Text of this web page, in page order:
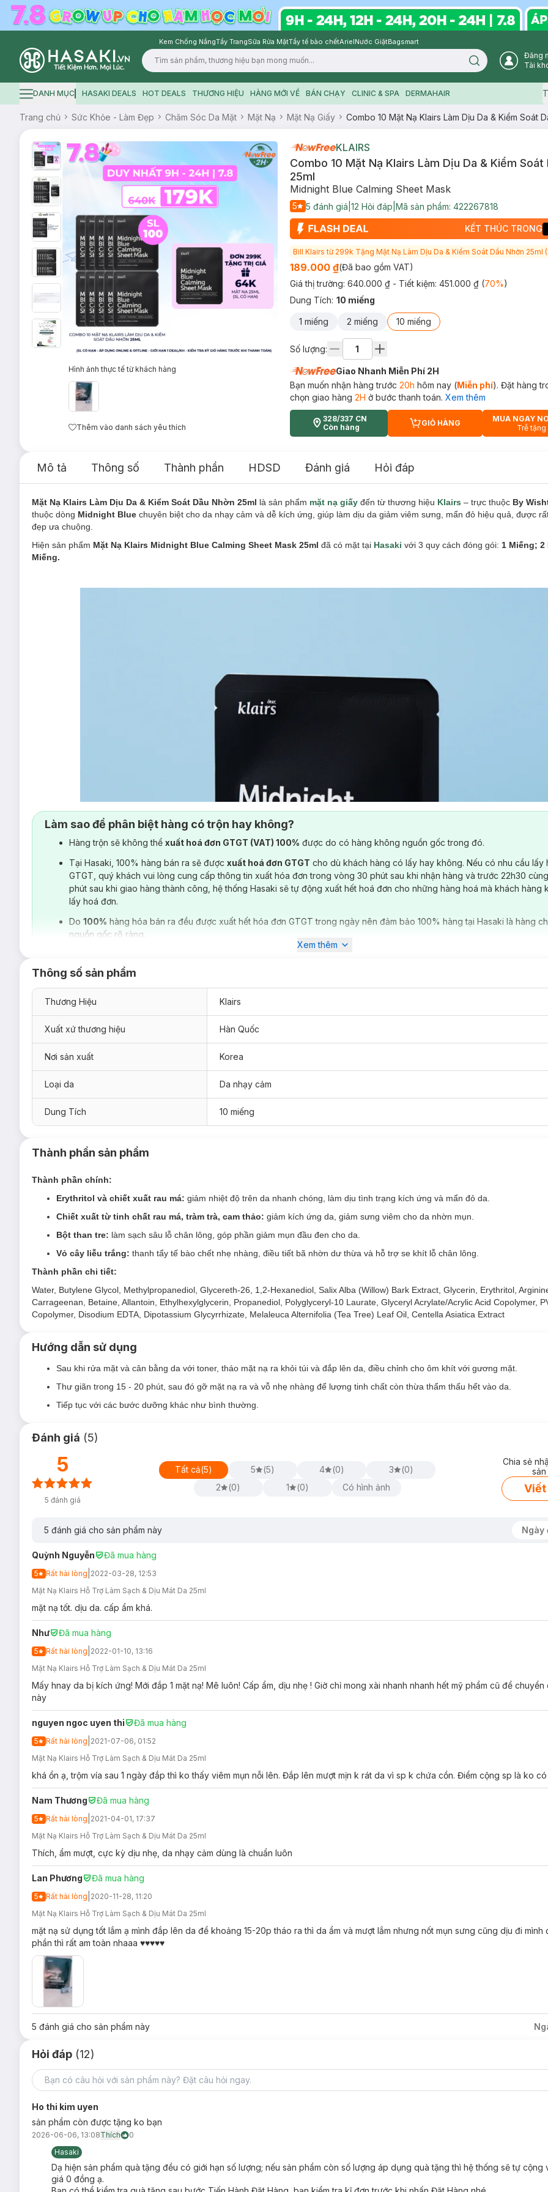
Kem Chống NắngTẩy TrangSữa Rửa MặtTẩy tế bào chếtArielNước GiặtBagsmart
Logo
Search icon
Đăng
Tài
Hamburger icon
DANH MỤC HASAKI DEALS HOT DEALS THƯƠNG HIỆU HÀNG MỚI VỀ BÁN CHẠY CLINIC & SPA DERMAHAIR
Trang chủ Sức Khỏe - Làm Đẹp Chăm Sóc Da Mặt Mặt Nạ Mặt Nạ Giấy Combo 10 Mặt Nạ Klairs Làm Dịu Da & Kiểm Soát
Hình ảnh thực tế từ khách hàng
Thêm vào danh sách yêu thích
KLAIRS
Combo 10 Mặt Nạ Klairs Làm Dịu Da & Kiểm Soát
25ml
Midnight Blue Calming Sheet Mask
5 5 đánh giá 12 Hỏi đáp Mã sản phẩm: 422267818
KẾT THÚC TRONG
Bill
189.000 ₫(Đã bao gồm VAT)
Giá thị trường: 640.000 ₫ - Tiết kiệm: 451.000 ₫(70%)
Dung Tích: 10 miếng
1 miếng 2 miếng 10 miếng
Số lượng:
Giao Nhanh Miễn Phí 2H
Bạn muốn nhận hàng trước 20h hôm nay (Miễn phí). Đặt hàng
chọn giao hàng 2H ở bước thanh toán. Xem thêm
328/337 CN
Còn hàng
CART PLUS ICON
GIỎ HÀNG
MUA NGAY
Trễ tặng
Mô tả Thông số Thành phần HDSD Đánh giá Hỏi đáp
Mặt Nạ Klairs Làm Dịu Da & Kiểm Soát Dầu Nhờn 25ml là sản phẩm mặt nạ giấy đến từ thương hiệu Klairs – trực thuộc By
thuộc dòng Midnight Blue chuyên biệt cho da nhạy cảm và dễ kích ứng, giúp làm dịu da giảm viêm sưng, mẩn đỏ hiệu quả, được
đẹp ưa chuộng.
Hiện sản phẩm Mặt Nạ Klairs Midnight Blue Calming Sheet Mask 25ml đã có mặt tại Hasaki với 3 quy cách đóng gói: 1 Miếng; 2
Miếng.
Hàng ngày, làn da của chúng ta đều phải tiếp xúc với nhiều nhân tố gây kích ứng da, kể cả từ bên trong lẫn bên ngoài môi trường
nắng mặt trời, bụi bẩn, không khí ô nhiễm, căng thẳng trong công việc/học tập dẫn đến stress oxy hóa… Do đó mà việc chăm sóc làn
Mặt Nạ Klairs Làm Dịu Da & Kiểm Soát Dầu Nhờn 25ml
Bên cạnh đó, mặt nạ còn chứa thành phần bột than tre giúp tạo nên màu đen đặc trưng của mặt nạ và làm sạch sâu lỗ chân lông.
cho làn da trong suốt quá trình đắp.
Mặt Nạ Klairs Midnight Blue Calming Sheet Mask phù hợp với loại da nào?
Sản phẩm thích hợp cho mọi loại da, kể cả da nhạy cảm.
Đối tượng sử dụng Mặt Nạ Klairs Midnight Blue Calming Sheet Mask:
Da mụn , mụn đầu đen/sợi bã nhờn.
Da cólỗ chân lôngto.
Danhạy cảm, kích ứng, mẩn đỏ.
Da cần làm dịu và làm mát nhanh chóng.
Da sau khi đi nắng, da nóng rát do tiếp xúc với ánh nắng mặt trời trong thời gian dài.
Ưu thế nổi bật của Mặt Nạ Klairs Midnight Blue Calming Sheet Mask:
Vỏ cây liễu trắng
Chất liệu vải than tre khi đắp lên sẽ giúp da cảm thấy thoải mái và duy trì độ ẩm trong thời gian dài.
Hướng dẫn bảo quản Mặt Nạ Klairs Midnight Blue Calming Sheet Mask:
Nơi khô ráo, thoáng mát.
Tránh ánh nắng trực tiếp, nơi có nhiệt độ cao hoặc ẩm ướt.
Làm sao để phân biệt hàng có trộn hay không?
Hàng trộn sẽ không thể xuất hoá đơn GTGT (VAT) 100% được do có hàng không nguồn gốc trong đó.
Tại Hasaki, 100% hàng bán ra sẽ được xuất hoá đơn GTGT cho dù khách hàng có lấy hay không. Nếu có nhu cầu lấy
GTGT, quý khách vui lòng cung cấp thông tin xuất hóa đơn trong vòng 30 phút sau khi nhận hàng và trước 22h30
phút sau khi giao hàng thành công, hệ thống Hasaki sẽ tự động xuất hết hoá đơn cho những hàng hoá mà khách hàng
lấy hoá đơn.
Do 100% hàng hóa bán ra đều được xuất hết hóa đơn GTGT trong ngày nên đảm bảo 100% hàng tại Hasaki là hàng
nguồn gốc rõ ràng.
Xem thêm
Thông số sản phẩm
Thương Hiệu Klairs
Xuất xứ thương hiệu Hàn Quốc
Nơi sản xuất Korea
Loại da Da nhạy cảm
Dung Tích 10 miếng
Thành phần sản phẩm
Thành phần chính:
Erythritol và chiết xuất rau má: giảm nhiệt độ trên da nhanh chóng, làm dịu tình trạng kích ứng và mẩn đỏ da.
Chiết xuất từ tinh chất rau má, tràm trà, cam thảo: giảm kích ứng da, giảm sưng viêm cho da nhờn mụn.
Bột than tre: làm sạch sâu lỗ chân lông, góp phần giảm mụn đầu đen cho da.
Vỏ cây liễu trắng: thanh tẩy tế bào chết nhẹ nhàng, điều tiết bã nhờn dư thừa và hỗ trợ se khít lỗ chân lông.
Thành phần chi tiết:
Water, Butylene Glycol, Methylpropanediol, Glycereth-26, 1,2-Hexanediol, Salix Alba (Willow) Bark Extract, Glycerin, Erythritol,
Carrageenan, Betaine, Allantoin, Ethylhexylglycerin, Propanediol, Polyglyceryl-10 Laurate, Glyceryl Acrylate/Acrylic Acid Copolymer,
Copolymer, Disodium EDTA, Dipotassium Glycyrrhizate, Melaleuca Alternifolia (Tea Tree) Leaf Oil, Centella Asiatica Extract
Hướng dẫn sử dụng
Sau khi rửa mặt và cân bằng da với toner, tháo mặt nạ ra khỏi túi và đắp lên da, điều chỉnh cho ôm khít với gương mặt.
Thư giãn trong 15 - 20 phút, sau đó gỡ mặt nạ ra và vỗ nhẹ nhàng để lượng tinh chất còn thừa thẩm thấu hết vào da.
Tiếp tục với các bước dưỡng khác như bình thường.
Đánh giá (5)
5
5 đánh giá
Tất cả(5) 5 (5) 4 (0) 3 (0)
2
(0) 1 (0) Có hình ảnh
Chia sẻ
Viết
5 đánh giá cho sản phẩm này Ngày
Quỳnh Nguyễn Đã mua hàng
5 Rất hài lòng 2022-03-28, 12:53
Mặt Nạ Klairs Hỗ Trợ Làm Sạch & Dịu Mát Da 25ml
mặt nạ tốt. dịu da. cấp ẩm khá.
Như Đã mua hàng
5 Rất hài lòng 2022-01-10, 13:16
Mặt Nạ Klairs Hỗ Trợ Làm Sạch & Dịu Mát Da 25ml
Mấy hnay da bị kích ứng! Mới đắp 1 mặt nạ! Mê luôn! Cấp ẩm, dịu nhẹ ! Giờ chỉ mong xài nhanh nhanh hết mỹ phẩm cũ để
này
nguyen ngoc uyen thi Đã mua hàng
5 Rất hài lòng 2021-07-06, 01:52
Mặt Nạ Klairs Hỗ Trợ Làm Sạch & Dịu Mát Da 25ml
khá ổn ạ, trộm vía sau 1 ngày đắp thì ko thấy viêm mụn nỗi lên. Đắp lên mượt mịn k rát da vì sp k chứa cồn. Điểm cộng sp là ko
Nam Thương Đã mua hàng
5 Rất hài lòng 2021-04-01, 17:37
Mặt Nạ Klairs Hỗ Trợ Làm Sạch & Dịu Mát Da 25ml
Thích, ẩm mượt, cực kỳ dịu nhẹ, da nhạy cảm dùng là chuẩn luôn
Lan Phương Đã mua hàng
5 Rất hài lòng 2020-11-28, 11:20
Mặt Nạ Klairs Hỗ Trợ Làm Sạch & Dịu Mát Da 25ml
mặt nạ sử dụng tốt lắm ạ mình đắp lên da để khoảng 15-20p tháo ra thì da ẩm và mượt lắm nhưng nốt mụn sưng cũng dịu đi mình
phần thì rất am toàn nhaaa ♥♥♥♥♥
5 đánh giá cho sản phẩm này
Hỏi đáp (12)
Ho thi kim uyen
sản phẩm còn được tặng ko bạn
2026-06-06, 13:08Thích
0
Hasaki
Dạ hiện sản phẩm quà tặng đều có giới hạn số lượng; nếu sản phẩm còn số lượng áp dụng quà tặng thì hệ thống sẽ tự cộng
giá 0 đồng ạ.